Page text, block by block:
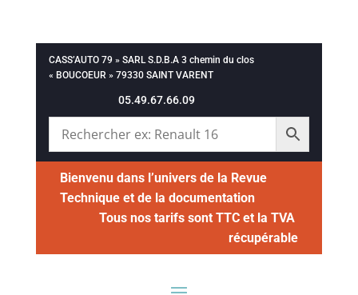
CASS’AUTO 79 » SARL S.D.B.A 3 chemin du clos
« BOUCOEUR » 79330 SAINT VARENT
05.49.67.66.09
Bienvenu dans l’univers de la Revue
Technique et de la documentation
Tous nos tarifs sont TTC et la TVA
récupérable